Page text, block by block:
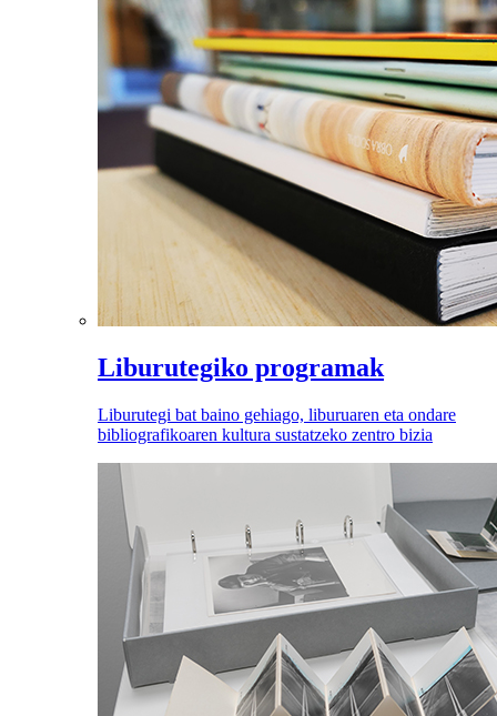
Liburutegiko programak
Liburutegi bat baino gehiago, liburuaren eta ondare
bibliografikoaren kultura sustatzeko zentro bizia